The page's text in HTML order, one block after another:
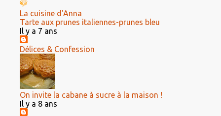
La cuisine d'Anna
Tarte aux prunes italiennes-prunes bleu
Il y a 7 ans
Délices & Confession
On invite la cabane à sucre à la maison !
Il y a 8 ans